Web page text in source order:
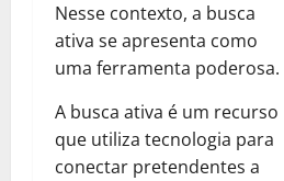
Nesse contexto, a busca
ativa se apresenta como
uma ferramenta poderosa.
A busca ativa é um recurso
que utiliza tecnologia para
conectar pretendentes a